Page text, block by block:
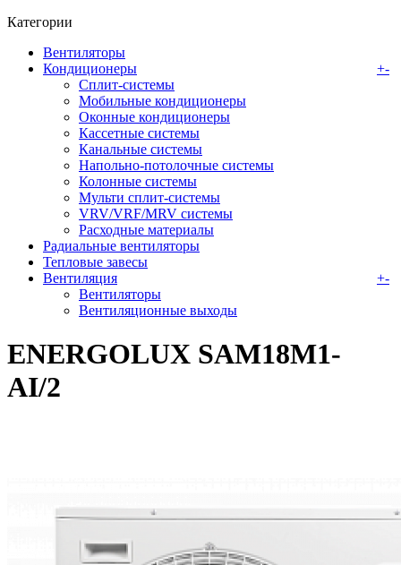
Категории
Вентиляторы
Кондиционеры
+-
Сплит-системы
Мобильные кондиционеры
Оконные кондиционеры
Кассетные системы
Канальные системы
Напольно-потолочные системы
Колонные системы
Мульти сплит-системы
VRV/VRF/MRV системы
Расходные материалы
Радиальные вентиляторы
Тепловые завесы
Вентиляция
+-
Вентиляторы
Вентиляционные выходы
ENERGOLUX SAM18M1-
AI/2